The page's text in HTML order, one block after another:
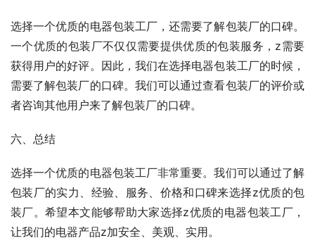
选择一个优质的电器包装工厂，还需要了解包装厂的口碑。
一个优质的包装厂不仅仅需要提供优质的包装服务，z需要
获得用户的好评。因此，我们在选择电器包装工厂的时候，
需要了解包装厂的口碑。我们可以通过查看包装厂的评价或
者咨询其他用户来了解包装厂的口碑。
六、总结
选择一个优质的电器包装工厂非常重要。我们可以通过了解
包装厂的实力、经验、服务、价格和口碑来选择z优质的包
装厂。希望本文能够帮助大家选择z优质的电器包装工厂，
让我们的电器产品z加安全、美观、实用。